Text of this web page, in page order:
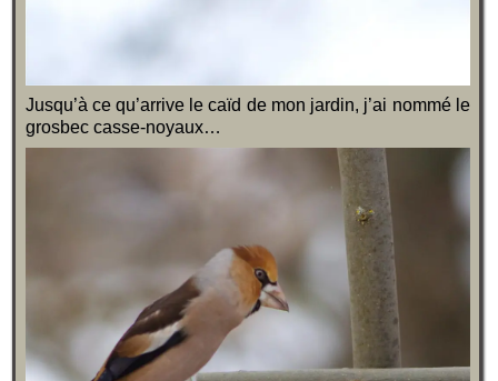
Jusqu’à ce qu’arrive le caïd de mon jardin, j’ai nommé le
grosbec casse-noyaux…